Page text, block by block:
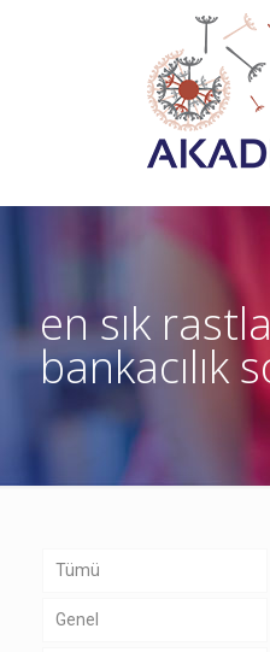
en sık
bankacılık
Tümü
Genel